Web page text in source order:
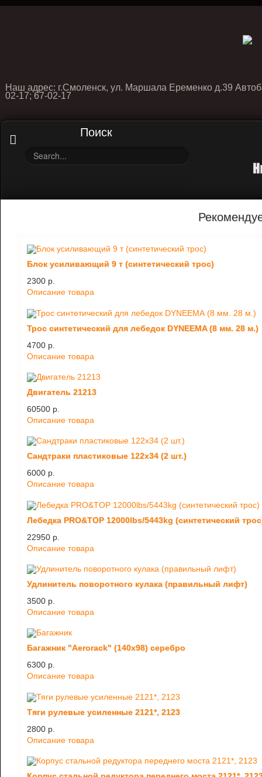
Наш адрес: г.Смоленск, ул. Маршала Еременко д.39
02-17; 67-02-17
Поиск
Блок усиливающий 9 т (синтетический трос)
2300 p.
Описание товара
Трос синтетический для лебедок DYNEEMA (8 мм. 28 м.)
4700 p.
Описание товара
Двигатель 21213
60500 p.
Описание товара
Сандтраки пластиковые 122х34 (2 шт.)
6000 p.
Описание товара
Лебедка PRO&TOP 12000lbs/5443kg (синтетический
22950 p.
Описание товара
Удлинитель поворотного кулака (правильный лифт)
3500 p.
Описание товара
Багажник "Aerorack" (140х98) серебро
6300 p.
Описание товара
Тяги рулевые усиленные 2121*, 2123
2800 p.
Описание товара